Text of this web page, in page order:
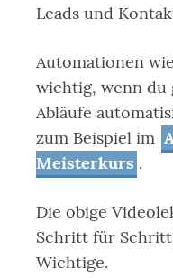
Leads und
Automationen
wichtig, wenn du
Abläufe
zum Beispiel im
Meisterkurs .
Die obige
Schritt für
Wichtige.